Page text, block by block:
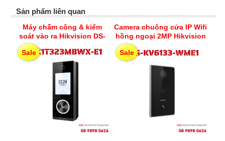
Sản phẩm liên quan
Máy chấm công & kiểm
soát vào ra Hikvision DS-
K1T323MBWX-E1
Sale
Camera chuông cửa IP Wifi
hồng ngoại 2MP Hikvision
DS-KV6133-WME1
Sale